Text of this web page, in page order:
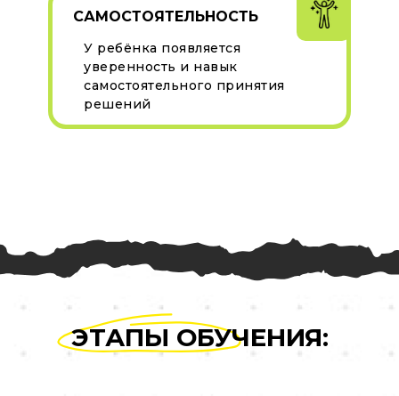
САМОСТОЯТЕЛЬНОСТЬ
У ребёнка появляется
уверенность и навык
самостоятельного принятия
решений
ЭТАПЫ ОБУЧЕНИЯ: